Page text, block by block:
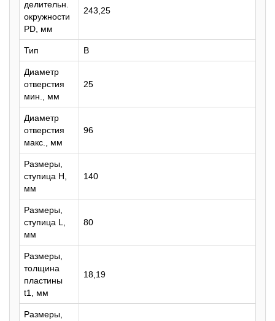
делительн.
окружности
PD, мм
243,25
Тип B
Диаметр
отверстия
мин., мм
25
Диаметр
отверстия
макс., мм
96
Размеры,
ступица H,
мм
140
Размеры,
ступица L,
мм
80
Размеры,
толщина
пластины
t1, мм
18,19
Размеры,